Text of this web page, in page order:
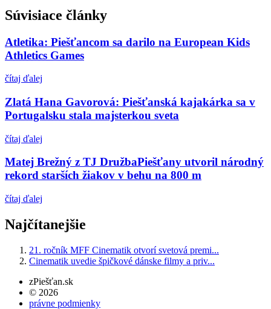
Súvisiace články
Atletika: Piešťancom sa darilo na European Kids
Athletics Games
čítaj ďalej
Zlatá Hana Gavorová: Piešťanská kajakárka sa v
Portugalsku stala majsterkou sveta
čítaj ďalej
Matej Brežný z TJ DružbaPiešťany utvoril národný
rekord starších žiakov v behu na 800 m
čítaj ďalej
Najčítanejšie
21. ročník MFF Cinematik otvorí svetová premi...
Cinematik uvedie špičkové dánske filmy a priv...
zPiešťan.sk
© 2026
právne podmienky